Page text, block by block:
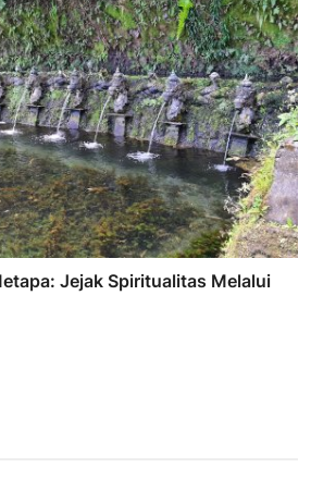
Jejak Spiritualitas Melalui